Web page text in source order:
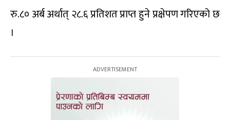
रु.८० अर्ब अर्थात् २८.६ प्रतिशत प्राप्त हुने प्रक्षेपण गरिएको छ
।